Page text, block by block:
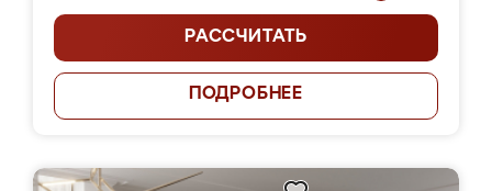
РАССЧИТАТЬ
ПОДРОБНЕЕ